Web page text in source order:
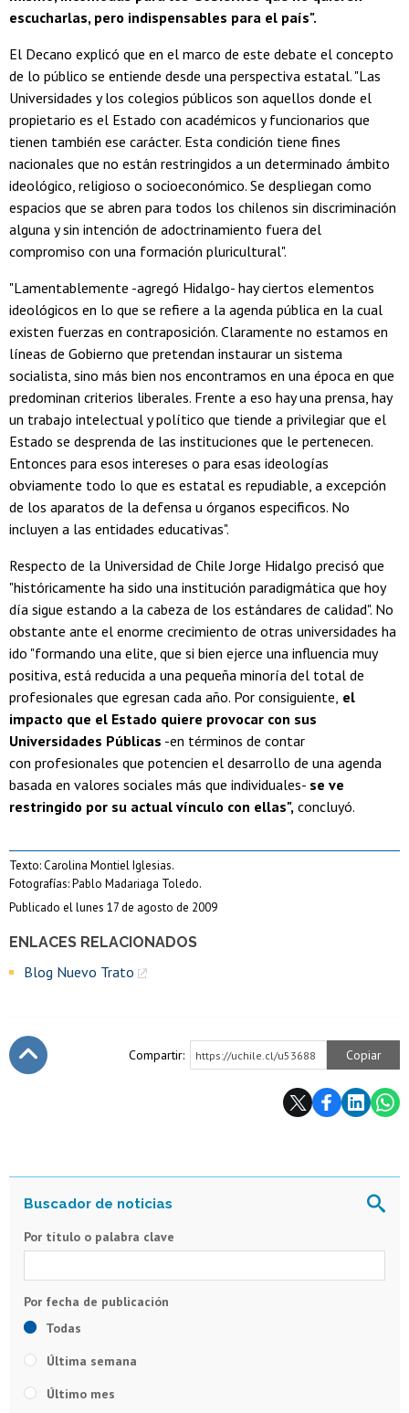
ENLACES RELACIONADOS
Blog Nuevo Trato
escucharlas, pero indispensables para el país".
El Decano explicó que en el marco de este debate el concepto
de lo público se entiende desde una perspectiva estatal. "Las
Universidades y los colegios públicos son aquellos donde el
propietario es el Estado con académicos y funcionarios que
tienen también ese carácter. Esta condición tiene fines
nacionales que no están restringidos a un determinado ámbito
ideológico, religioso o socioeconómico. Se despliegan como
espacios que se abren para todos los chilenos sin discriminación
alguna y sin intención de adoctrinamiento fuera del
compromiso con una formación pluricultural".
"Lamentablemente -agregó Hidalgo- hay ciertos elementos
ideológicos en lo que se refiere a la agenda pública en la cual
existen fuerzas en contraposición. Claramente no estamos en
líneas de Gobierno que pretendan instaurar un sistema
socialista, sino más bien nos encontramos en una época en que
predominan criterios liberales. Frente a eso hay una prensa, hay
un trabajo intelectual y político que tiende a privilegiar que el
Estado se desprenda de las instituciones que le pertenecen.
Entonces para esos intereses o para esas ideologías
obviamente todo lo que es estatal es repudiable, a excepción
de los aparatos de la defensa u órganos especificos. No
incluyen a las entidades educativas".
Respecto de la Universidad de Chile Jorge Hidalgo precisó que
"históricamente ha sido una institución paradigmática que hoy
día sigue estando a la cabeza de los estándares de calidad". No
obstante ante el enorme crecimiento de otras universidades ha
ido "formando una elite, que si bien ejerce una influencia muy
positiva, está reducida a una pequeña minoría del total de
profesionales que egresan cada año. Por consiguiente, el
impacto que el Estado quiere provocar con sus
Universidades Públicas -en términos de contar
con profesionales que potencien el desarrollo de una agenda
basada en valores sociales más que individuales- se ve
restringido por su actual vínculo con ellas", concluyó.
Texto: Carolina Montiel Iglesias.
Fotografías: Pablo Madariaga Toledo.
Publicado el lunes 17 de agosto de 2009
Compartir: https://uchile.cl/u53688 Copiar
Por título o palabra clave
Todas
Última semana
Último mes